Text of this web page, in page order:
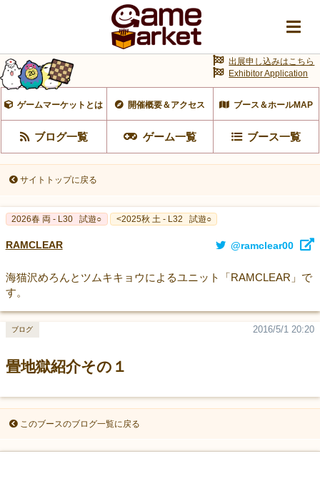
ゲームマーケットとは 開催概要＆アクセス ブース＆ホールMAP
ブログ一覧 ゲーム一覧 ブース一覧
出展申し込みはこちら
Exhibitor Application
サイトトップに戻る
2026春 両 - L30 試遊○ <2025秋 土 - L32 試遊○
RAMCLEAR @ramclear00
海猫沢めろんとツムキキョウによるユニット「RAMCLEAR」で
す。
畳地獄紹介その１
2016/5/1 20:20
ブログ
このブースのブログ一覧に戻る